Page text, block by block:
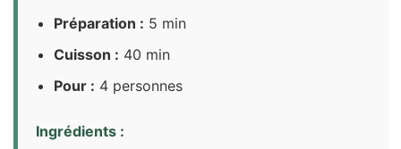
Préparation : 5 min
Cuisson : 40 min
Pour : 4 personnes
Ingrédients :